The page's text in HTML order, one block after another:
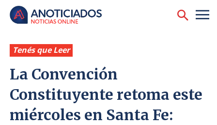
Tenés que Leer
La Convención
Constituyente retoma este
miércoles en Santa Fe: